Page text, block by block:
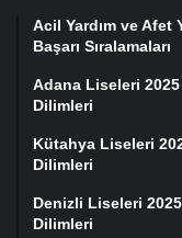
Acil Yardım ve Afet
Başarı Sıralamaları
Adana Liseleri
Dilimleri
Kütahya Liseleri
Dilimleri
Denizli Liseleri
Dilimleri